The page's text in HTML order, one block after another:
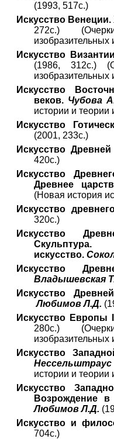
(1993, 517с.)
Искусство Венеции.
272с.)
изобразительных
Искусство
(1986, 312с.)
изобразительных
Искусство
веков. Чубова
истории и теории
Искусство
(2001, 233с.)
Искусство
420с.)
Искусство
Древнее
(Новая история
Искусство
320с.)
Искусство
Скульптура.
искусство.
Искусство
Владышевская
Искусство
Любимов Л.Д.
Искусство Европы
280с.)
изобразительных
Искусство
истории и теории
Искусство
Возрождение
Любимов Л.Д.
Искусство и
704с.)